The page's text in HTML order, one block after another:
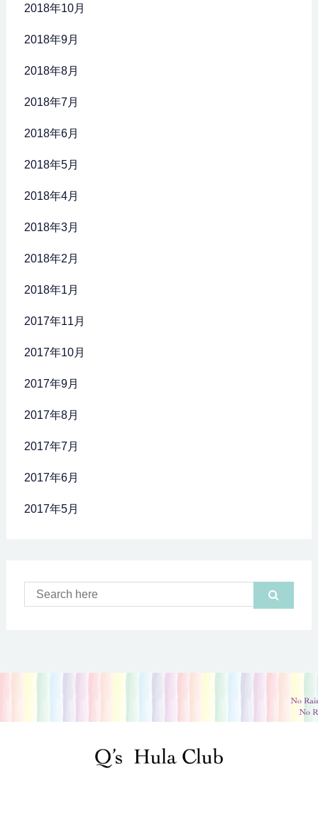
2018年10月
2018年9月
2018年8月
2018年7月
2018年6月
2018年5月
2018年4月
2018年3月
2018年2月
2018年1月
2017年11月
2017年10月
2017年9月
2017年8月
2017年7月
2017年6月
2017年5月